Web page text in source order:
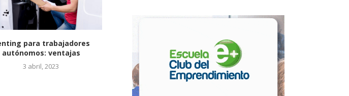
para trabajadores
autónomos: ventajas
3 abril, 2023
Día Mundial del Emprendimiento:
cómo ser un emprendedor...
16 abril, 2022
Trámites para crear una